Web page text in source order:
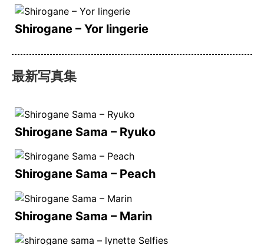
Shirogane – Yor lingerie
最新写真集
Shirogane Sama – Ryuko
Shirogane Sama – Peach
Shirogane Sama – Marin